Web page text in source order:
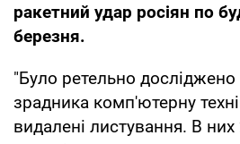
ракетний удар росіян по
березня.
"Було ретельно досліджено
зрадника комп'ютерну
видалені листування. В